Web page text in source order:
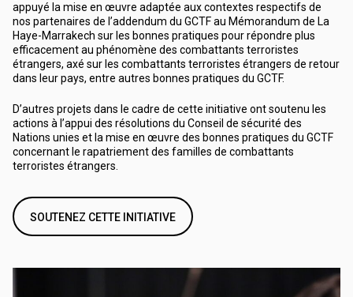
appuyé la mise en œuvre adaptée aux contextes respectifs de
nos partenaires de l’addendum du GCTF au Mémorandum de La
Haye-Marrakech sur les bonnes pratiques pour répondre plus
efficacement au phénomène des combattants terroristes
étrangers, axé sur les combattants terroristes étrangers de retour
dans leur pays, entre autres bonnes pratiques du GCTF.
D’autres projets dans le cadre de cette initiative ont soutenu les
actions à l’appui des résolutions du Conseil de sécurité des
Nations unies et la mise en œuvre des bonnes pratiques du GCTF
concernant le rapatriement des familles de combattants
terroristes étrangers.
SOUTENEZ CETTE INITIATIVE